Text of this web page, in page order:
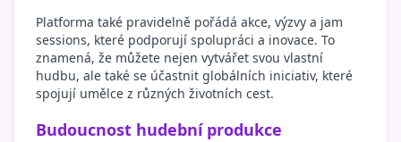
Platforma také pravidelně pořádá akce, výzvy a jam
sessions, které podporují spolupráci a inovace. To
znamená, že můžete nejen vytvářet svou vlastní
hudbu, ale také se účastnit globálních iniciativ, které
spojují umělce z různých životních cest.
Budoucnost hudební produkce